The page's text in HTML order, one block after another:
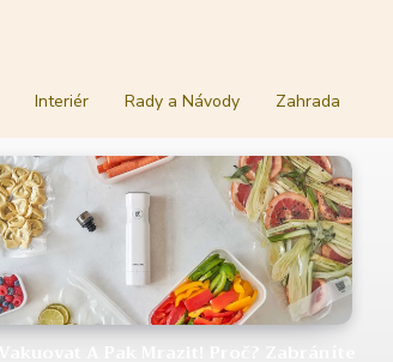
Interiér Rady a Návody Zahrada